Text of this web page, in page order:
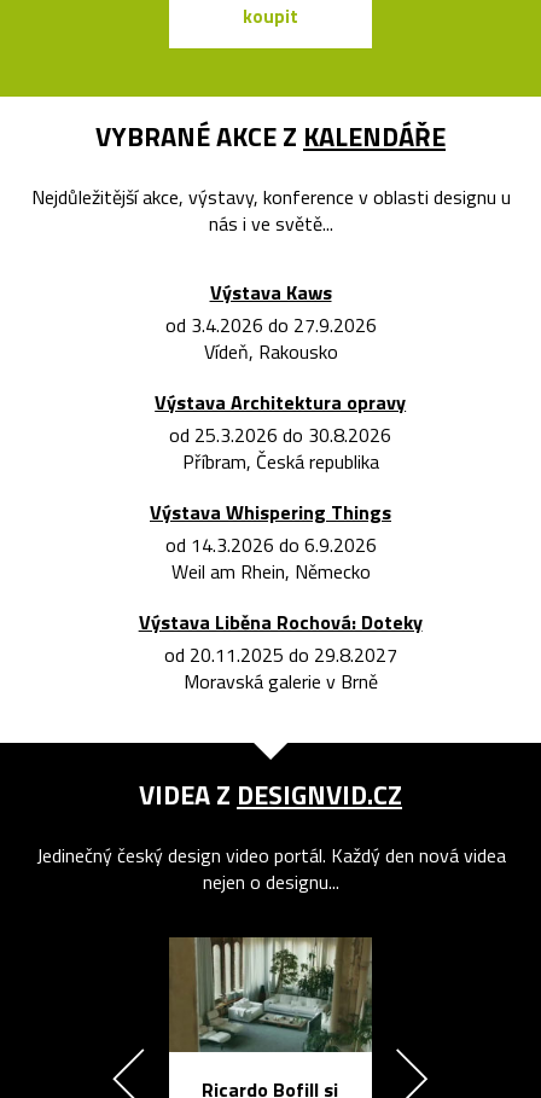
koupit
VYBRANÉ AKCE Z KALENDÁŘE
Nejdůležitější akce, výstavy, konference v oblasti designu u
nás i ve světě...
Výstava Kaws
od 3.4.2026 do 27.9.2026
Vídeň, Rakousko
Výstava Architektura opravy
od 25.3.2026 do 30.8.2026
Příbram, Česká republika
Výstava Whispering Things
od 14.3.2026 do 6.9.2026
Weil am Rhein, Německo
Výstava Liběna Rochová: Doteky
od 20.11.2025 do 29.8.2027
Moravská galerie v Brně
VIDEA Z DESIGNVID.CZ
Jedinečný český design video portál. Každý den nová videa
nejen o designu...
Ricardo Bofill si